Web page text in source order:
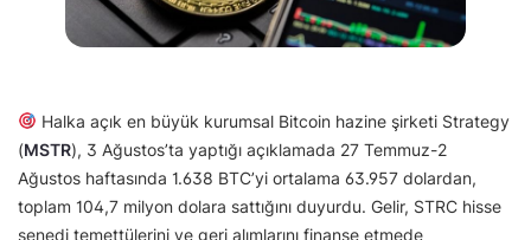
Halka açık en büyük kurumsal Bitcoin hazine şirketi Strategy
(MSTR), 3 Ağustos’ta yaptığı açıklamada 27 Temmuz-2
Ağustos haftasında 1.638 BTC’yi ortalama 63.957 dolardan,
toplam 104,7 milyon dolara sattığını duyurdu. Gelir, STRC hisse
senedi temettülerini ve geri alımlarını finanse etmede